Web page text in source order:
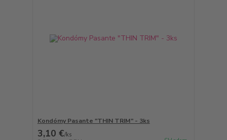
Kondómy Pasante "THIN TRIM" - 3ks
3,10 €/ks